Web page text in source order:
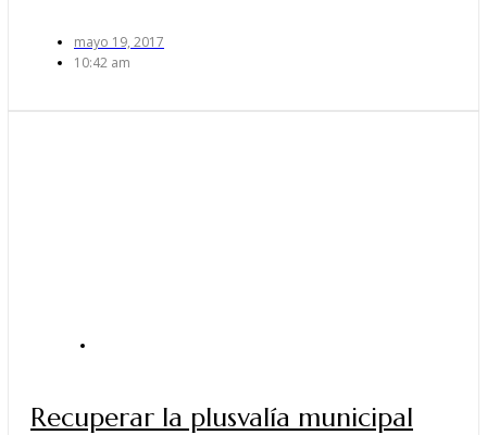
mayo 19, 2017
10:42 am
Recuperar la plusvalía municipal